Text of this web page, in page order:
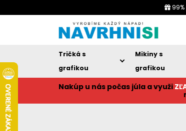
Tričká s
grafikou
Mikiny s
grafikou
Nakúp u nás počas júla a využi